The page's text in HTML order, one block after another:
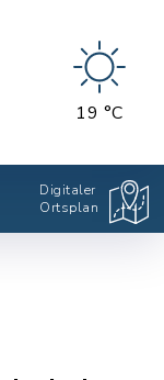
19 °C
Digitaler
Ortsplan